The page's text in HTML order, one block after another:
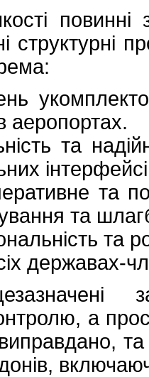
структурні
аеропортах.
та
та
та
та
державах-
а